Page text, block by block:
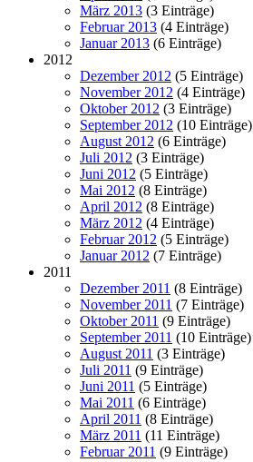
März 2013 (3 Einträge)
Februar 2013 (4 Einträge)
Januar 2013 (6 Einträge)
2012
Dezember 2012 (5 Einträge)
November 2012 (4 Einträge)
Oktober 2012 (3 Einträge)
September 2012 (10 Einträge)
August 2012 (6 Einträge)
Juli 2012 (3 Einträge)
Juni 2012 (5 Einträge)
Mai 2012 (8 Einträge)
April 2012 (8 Einträge)
März 2012 (4 Einträge)
Februar 2012 (5 Einträge)
Januar 2012 (7 Einträge)
2011
Dezember 2011 (8 Einträge)
November 2011 (7 Einträge)
Oktober 2011 (9 Einträge)
September 2011 (10 Einträge)
August 2011 (3 Einträge)
Juli 2011 (9 Einträge)
Juni 2011 (5 Einträge)
Mai 2011 (6 Einträge)
April 2011 (8 Einträge)
März 2011 (11 Einträge)
Februar 2011 (9 Einträge)